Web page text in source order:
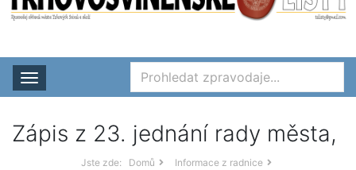
Rozbalit nabídku
Zápis z 23. jednání rady města,
Jste zde: Domů
Informace z radnice